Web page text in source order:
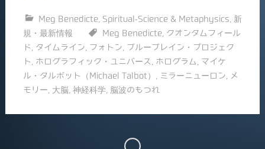
e
b
o
o
l
Meg Benedicte, Spiritual-Science & Metaphysics
新
規・最新情報
Meg Benedicte, クオンタムフィール
ド
タイムライン フォトン
ブルーブレイン・プロジェク
ト
ホログラフィック・ユニバース ホログラム
マイケ
ル・タルボット（Michael Talbot）
ミラーニューロン
メ
モリー
大脳 神経科学 脳波のもつれ